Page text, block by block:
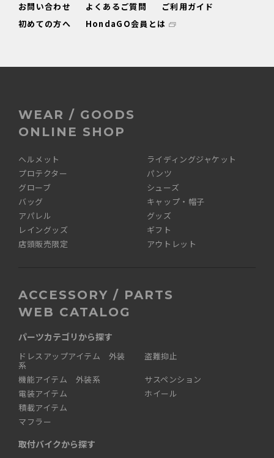
お問い合わせ よくあるご質問
ご利用ガイド
初めての方へ
HondaGO会員とは
WEAR / GOODS
ONLINE SHOP
ヘルメット
ライディングジャケット
プロテクター
パンツ
グローブ
シューズ
バッグ
キャップ・帽子
アパレル
グッズ
レイングッズ
ギフト
店頭販売限定
アウトレット
ACCESSORY / PARTS
WEB CATALOG
パーツカテゴリから探す
ドレスアップアイテム 外装
系
機能アイテム 外装系
電装アイテム
積載アイテム
マフラー
盗難抑止
サスペンション
ホイール
取付バイクから探す